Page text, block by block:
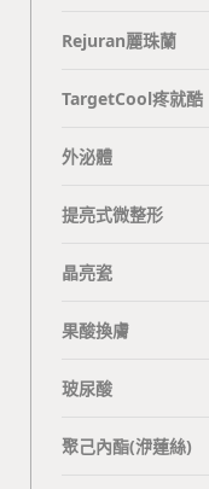
Rejuran麗珠蘭
TargetCool疼就酷
外泌體
提亮式微整形
晶亮瓷
果酸換膚
玻尿酸
聚己內酯(洢蓮絲)